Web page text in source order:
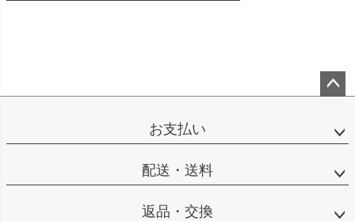
ップ
お支払い
配送・送料
返品・交換